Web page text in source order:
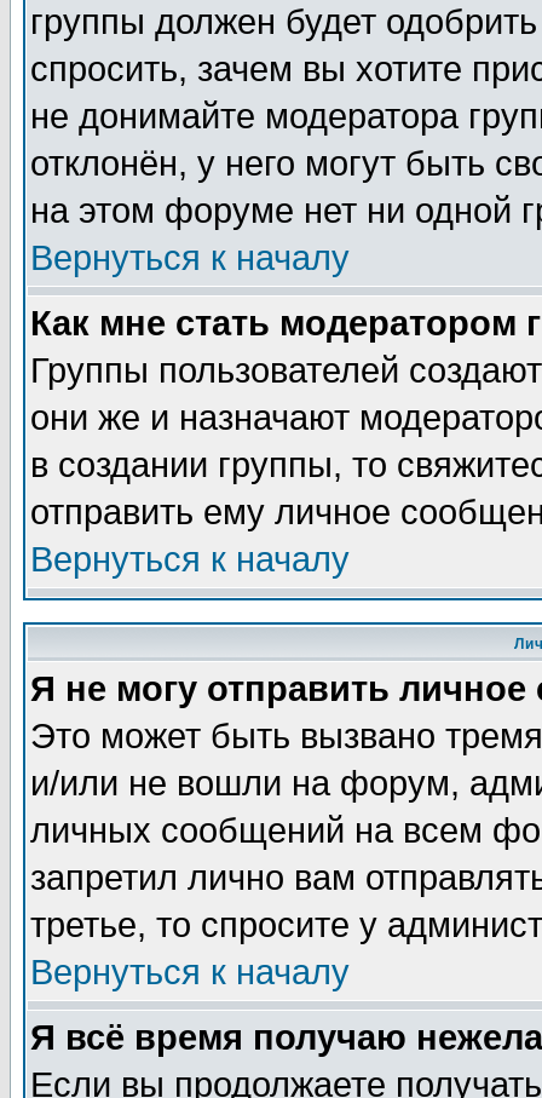
группы должен будет
спросить, зачем вы хотите
не донимайте модератора
отклонён, у него могут быть
на этом форуме нет ни одной
Вернуться к началу
Как мне стать модератором
Группы пользователей
они же и назначают
в создании группы, то
отправить ему личное
Вернуться к началу
Я не могу отправить
Это может быть вызвано
и/или не вошли на форум,
личных сообщений на всем
запретил лично вам
третье, то спросите у
Вернуться к началу
Я всё время получаю
Если вы продолжаете